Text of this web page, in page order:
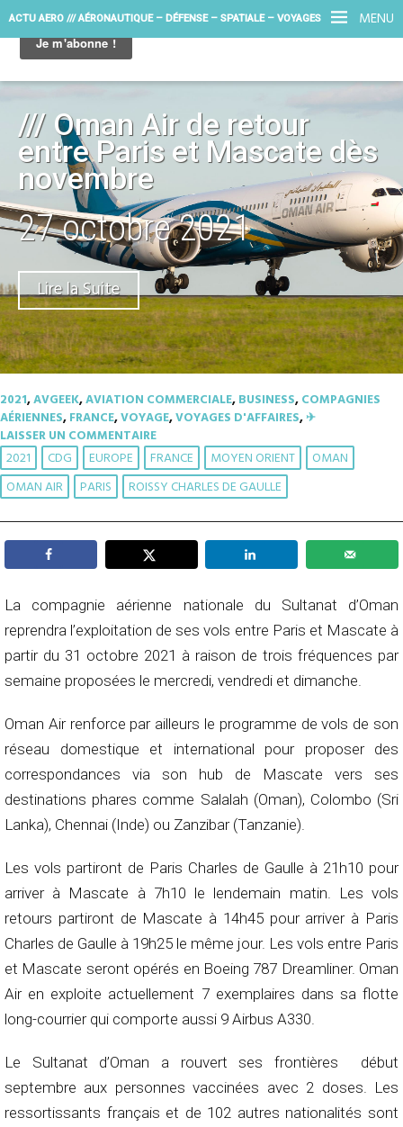
MENU
ACTU AERO /// AÉRONAUTIQUE – DÉFENSE – SPATIALE – VOYAGES
/// Oman Air de retour
entre Paris et Mascate dès
novembre
27 octobre 2021
Lire la Suite
2021,AVGEEK,AVIATION COMMERCIALE,BUSINESS,COMPAGNIES
AÉRIENNES,FRANCE,VOYAGE,VOYAGES D'AFFAIRES,✈︎
LAISSER UN COMMENTAIRE
2021 CDG EUROPE FRANCE MOYEN ORIENT
OMAN
OMAN AIR
PARIS ROISSY CHARLES DE GAULLE
La compagnie aérienne nationale du Sultanat d’Oman
reprendra l’exploitation de ses vols entre Paris et Mascate à
partir du 31 octobre 2021 à raison de trois fréquences par
semaine proposées le mercredi, vendredi et dimanche.
Oman Air renforce par ailleurs le programme de vols de son
réseau domestique et international pour proposer des
correspondances via son hub de Mascate vers ses
destinations phares comme Salalah (Oman), Colombo (Sri
Lanka), Chennai (Inde) ou Zanzibar (Tanzanie).
Les vols partiront de Paris Charles de Gaulle à 21h10 pour
arriver à Mascate à 7h10 le lendemain matin. Les vols
retours partiront de Mascate à 14h45 pour arriver à Paris
Charles de Gaulle à 19h25 le même jour. Les vols entre Paris
et Mascate seront opérés en Boeing 787 Dreamliner. Oman
Air en exploite actuellement 7 exemplaires dans sa flotte
long-courrier qui comporte aussi 9 Airbus A330.
Le Sultanat d’Oman a rouvert ses frontières début
septembre aux personnes vaccinées avec 2 doses. Les
ressortissants français et de 102 autres nationalités sont